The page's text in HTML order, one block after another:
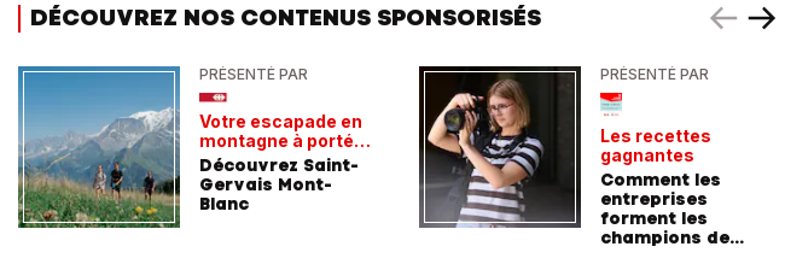
DÉCOUVREZ NOS CONTENUS SPONSORISÉS
PRÉSENTÉ PAR
Votre escapade en
montagne à portée
de train
Découvrez Saint-
Gervais Mont-
Blanc
PRÉSENTÉ PAR
Les recettes
gagnantes
Comment les
entreprises
forment les
champions de